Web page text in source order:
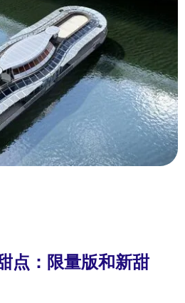
点：限量版和新甜